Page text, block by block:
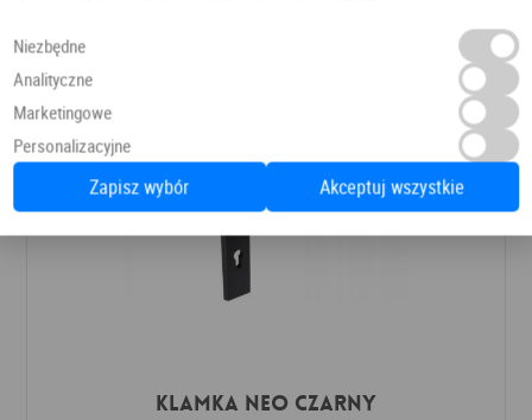
Klamka NEO czarny
Niezbędne
Analityczne
Marketingowe
Personalizacyjne
Zapisz wybór Akceptuj wszystkie